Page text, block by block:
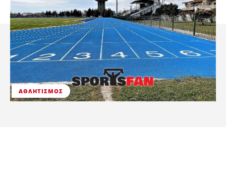
ΑΘΛΗΤΙΣΜΌΣ